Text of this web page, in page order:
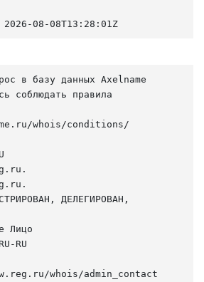
08-08T13:28:01Z
в базу данных Axelname
соблюдать правила
whois/conditions/
ДЕЛЕГИРОВАН,
Лицо
RU
whois/admin_contact